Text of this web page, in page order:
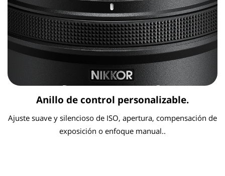
Anillo de control personalizable.
Ajuste suave y silencioso de ISO, apertura, compensación de
exposición o enfoque manual..